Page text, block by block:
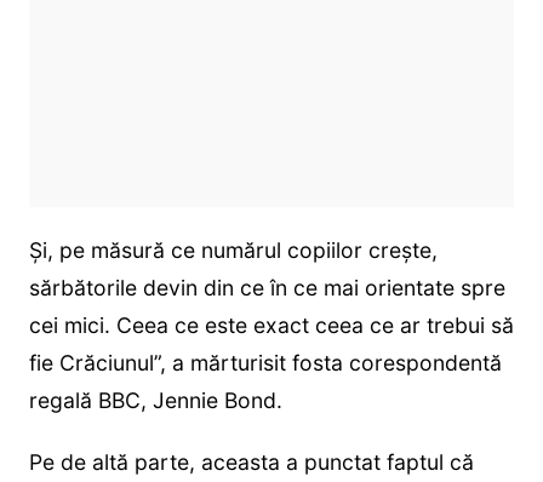
Și, pe măsură ce numărul copiilor crește,
sărbătorile devin din ce în ce mai orientate spre
cei mici. Ceea ce este exact ceea ce ar trebui să
fie Crăciunul”, a mărturisit fosta corespondentă
regală BBC, Jennie Bond.
Pe de altă parte, aceasta a punctat faptul că